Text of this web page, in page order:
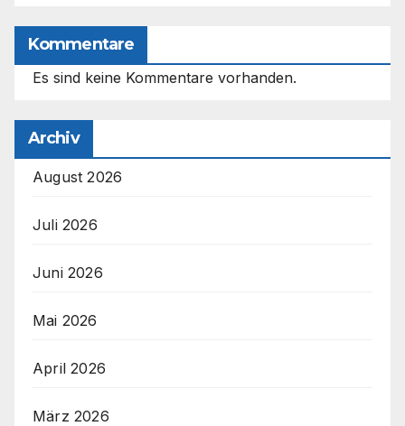
Kommentare
Es sind keine Kommentare vorhanden.
Archiv
August 2026
Juli 2026
Juni 2026
Mai 2026
April 2026
März 2026